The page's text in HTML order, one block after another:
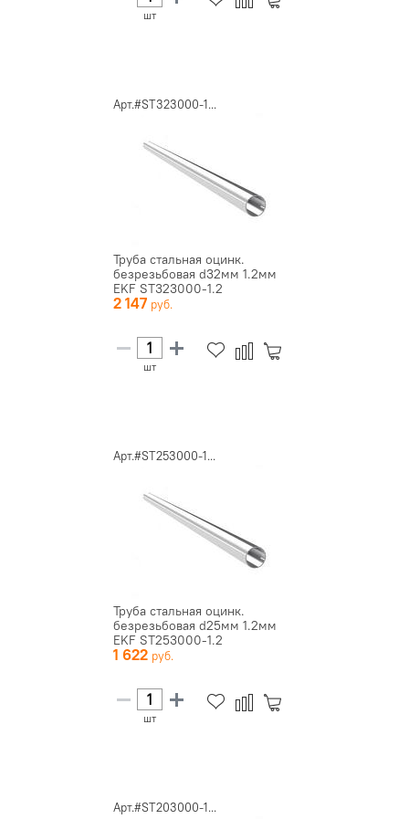
шт
Арт.#ST323000-1...
Труба стальная оцинк.
безрезьбовая d32мм 1.2мм
EKF ST323000-1.2
2 147
шт
Арт.#ST253000-1...
Труба стальная оцинк.
безрезьбовая d25мм 1.2мм
EKF ST253000-1.2
1 622
шт
Арт.#ST203000-1...